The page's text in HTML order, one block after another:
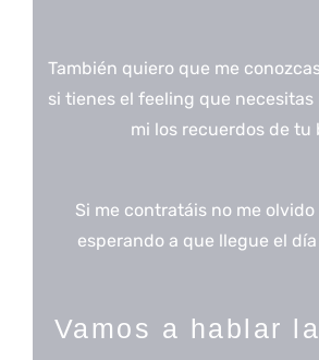
También quiero que me
si tienes el feeling que necesitas
mi los recuerdos de tu
Si me contratáis no me
esperando a que llegue el
Vamos a hablar